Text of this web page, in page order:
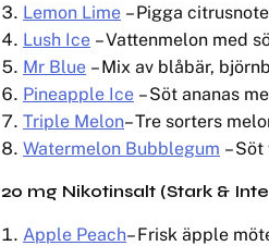
Lemon Lime – Pigga
Lush Ice – Vattenmelon med
Mr Blue – Mix av blåbär,
Pineapple Ice – Söt ananas
Triple Melon– Tre sorters
Watermelon Bubblegum –
20 mg Nikotinsalt (Stark &
Apple Peach– Frisk äpple